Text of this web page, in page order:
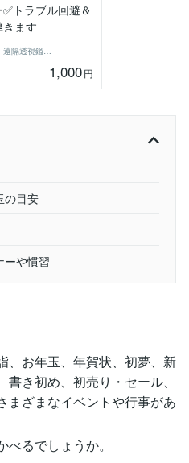
トラブル回避＆
ます
紫光【SHIKO】遠隔透視鑑定士
1,000円
の目安
ーや慣習
、お年玉、年賀状、初夢、新
き初め、初売り・セール、
まざまなイベントや行事があ
るでしょうか。